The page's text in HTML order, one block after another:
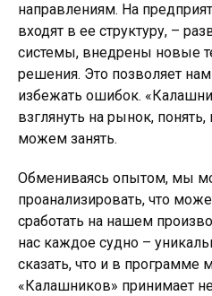
направлениям. На
входят в ее структуру, –
системы, внедрены новые
решения. Это позволяет
избежать ошибок.
взглянуть на рынок,
можем занять.
Обмениваясь опытом, мы
проанализировать, что
сработать на нашем
нас каждое судно –
сказать, что и в программе
«Калашников» принимает